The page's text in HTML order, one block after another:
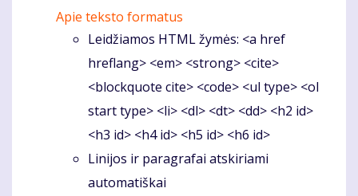
Apie teksto formatus
Leidžiamos HTML žymės: <a href
hreflang> <em> <strong> <cite>
<blockquote cite> <code> <ul type> <ol
start type> <li> <dl> <dt> <dd> <h2 id>
<h3 id> <h4 id> <h5 id> <h6 id>
Linijos ir paragrafai atskiriami
automatiškai